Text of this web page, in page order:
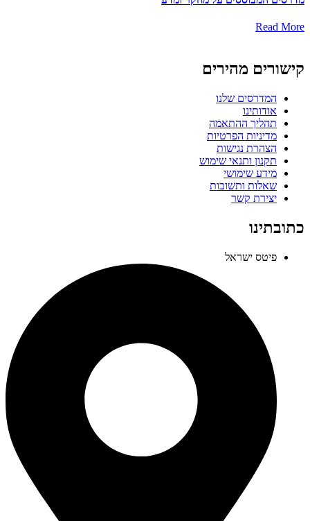
Read More
קישורים מהירים
המדרסים שלנו
אודותינו
תהליך ההתאמה
מדיניות הפרטיות
הצהרת נגישות
תקנון ותנאי שימוש
מידע שימושי
שאלות ותשובות
יצירת קשר
כתובתינו
פיטס ישראל